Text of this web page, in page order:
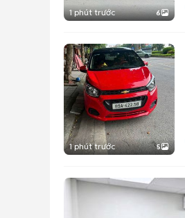
1 phút trước 6
1 phút trước 5